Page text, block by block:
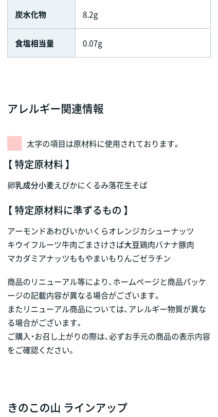
炭水化物 8.2g
食塩相当量 0.07g
アレルギー関連情報
太字の項目は原材料に使用されております。
【 特定原材料 】
卵乳成分小麦えびかにくるみ落花生そば
【 特定原材料に準ずるもの 】
アーモンドあわびいかいくらオレンジカシューナッツ
キウイフルーツ牛肉ごまさけさば大豆鶏肉バナナ豚肉
マカダミアナッツももやまいも りんごゼラチン
商品のリニューアル等により、ホームページと商品パッケ
ージの記載内容が異なる場合がございます。
またリニューアル商品については、アレルギー物質が異な
る場合がございます。
ご購入・お召し上がりの際は、必ずお手元の商品の表示内容
をご確認ください。
きのこの山 ラインアップ